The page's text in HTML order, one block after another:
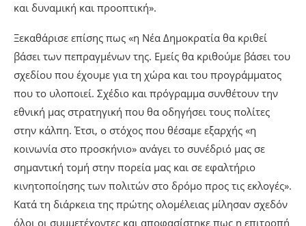
και δυναμική και προοπτική».
Ξεκαθάρισε επίσης πως «η Νέα Δημοκρατία θα κριθεί
βάσει των πεπραγμένων της. Εμείς θα κριθούμε βάσει του
σχεδίου που έχουμε για τη χώρα και του προγράμματος
που το υλοποιεί. Σχέδιο και πρόγραμμα συνθέτουν την
εθνική μας στρατηγική που θα οδηγήσει τους πολίτες
στην κάλπη. Έτσι, ο στόχος που θέσαμε εξαρχής «η
κοινωνία στο προσκήνιο» ανάγει το συνέδριό μας σε
σημαντική τομή στην πορεία μας και σε εφαλτήριο
κινητοποίησης των πολιτών στο δρόμο προς τις εκλογές».
Κατά τη διάρκεια της πρώτης ολομέλειας μίλησαν σχεδόν
όλοι οι συμμετέχοντες και αποφασίστηκε πως η επιτροπή